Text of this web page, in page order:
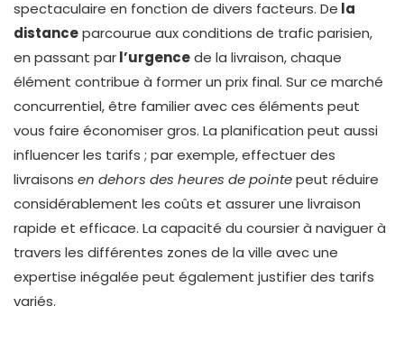
spectaculaire en fonction de divers facteurs. De la
distanceparcourue aux conditions de trafic parisien,
en passant parl’urgencede la livraison, chaque
élément contribue à former un prix final. Sur ce marché
concurrentiel, être familier avec ces éléments peut
vous faire économiser gros. La planification peut aussi
influencer les tarifs ; par exemple, effectuer des
livraisons en dehors des heures de pointepeut réduire
considérablement les coûts et assurer une livraison
rapide et efficace. La capacité du coursier à naviguer à
travers les différentes zones de la ville avec une
expertise inégalée peut également justifier des tarifs
variés.